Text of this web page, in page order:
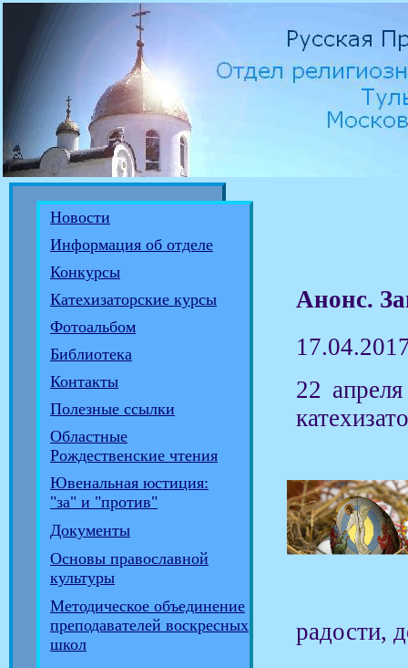
Новости
Информация об отделе
Конкурсы
Катехизаторские курсы
Фотоальбом
Библиотека
Контакты
Полезные ссылки
Областные
Рождественские чтения
Ювенальная юстиция:
"за" и "против"
Документы
Основы православной
культуры
Методическое объединение
преподавателей воскресных
школ
Анонс.
22
радости,